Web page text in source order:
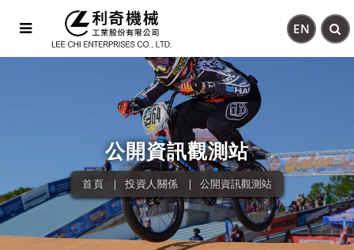
EN
公開資訊觀測站
首頁 投資人關係 公開資訊觀測站